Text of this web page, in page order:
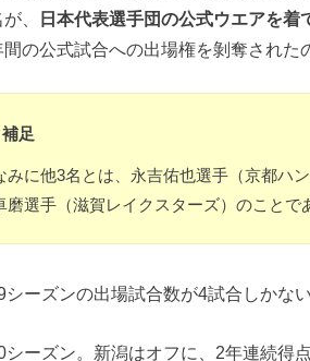
、
日本代表選手団の公式ウエアを
の公式試合への出場権を剝奪された
補足
みに他3名とは、永吉佑也選手（京都ハ
磨選手（滋賀レイクスターズ）のことで
シーズンの出場試合数が4試合しかな
シーズン。新潟はオフに、2年連続得